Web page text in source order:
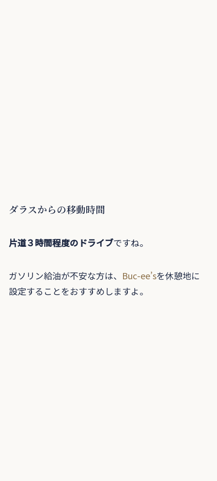
ダラスからの移動時間
片道３時間程度のドライブですね。
ガソリン給油が不安な方は、 Buc-ee’sを休憩地に
設定することをおすすめしますよ。